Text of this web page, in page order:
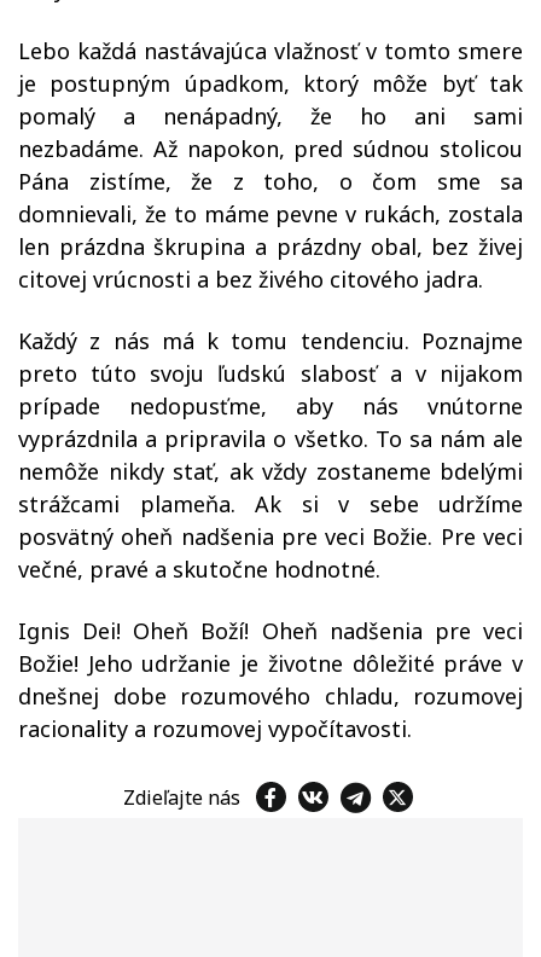
Lebo každá nastávajúca vlažnosť v tomto smere
je postupným úpadkom, ktorý môže byť tak
pomalý a nenápadný, že ho ani sami
nezbadáme. Až napokon, pred súdnou stolicou
Pána zistíme, že z toho, o čom sme sa
domnievali, že to máme pevne v rukách, zostala
len prázdna škrupina a prázdny obal, bez živej
citovej vrúcnosti a bez živého citového jadra.
Každý z nás má k tomu tendenciu. Poznajme
preto túto svoju ľudskú slabosť a v nijakom
prípade nedopusťme, aby nás vnútorne
vyprázdnila a pripravila o všetko. To sa nám ale
nemôže nikdy stať, ak vždy zostaneme bdelými
strážcami plameňa. Ak si v sebe udržíme
posvätný oheň nadšenia pre veci Božie. Pre veci
večné, pravé a skutočne hodnotné.
Ignis Dei! Oheň Boží! Oheň nadšenia pre veci
Božie! Jeho udržanie je životne dôležité práve v
dnešnej dobe rozumového chladu, rozumovej
racionality a rozumovej vypočítavosti.
Zdieľajte nás